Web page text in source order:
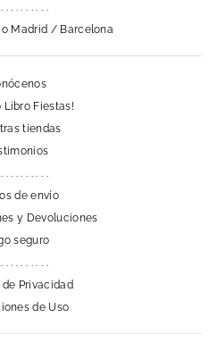
. . . . . . . . .
Madrid / Barcelona
Libro Fiestas!
tiendas
. . . . . . . . .
de envío
y Devoluciones
seguro
. . . . . . . . .
de Privacidad
de Uso